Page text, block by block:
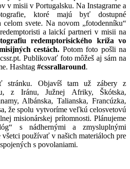
v misii v Portugalsku. Na Instagrame a
ktoré majú byť dostupné
celom svete. Na novom „fotodenníku“
a laickí partneri v misii na
redemptorisického kríža vo
cestách. Potom foto pošli na
Publikovať foto môžeš aj sám na
Hashtag #cssrallaround.
stránku. Objavíš tam už zábery z
z Iránu, Južnej Afriky, Škótska,
Albánska, Talianska, Francúzka,
že spolu vytvoríme veľkú celosvetovú
misionárskej prítomnosti. Plánujeme
s nádhernými a zmysluplnými
používať v našich materiáloch pre
s povolaniami.